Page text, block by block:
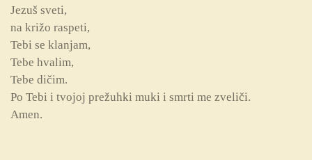
Jezuš sveti,
na križo raspeti,
Tebi se klanjam,
Tebe hvalim,
Tebe dičim.
Po Tebi i tvojoj prežuhki muki i smrti me zveliči.
Amen.